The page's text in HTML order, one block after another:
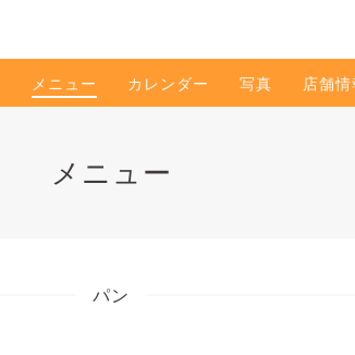
メニュー カレンダー 写真 店舗情
メニュー
パン